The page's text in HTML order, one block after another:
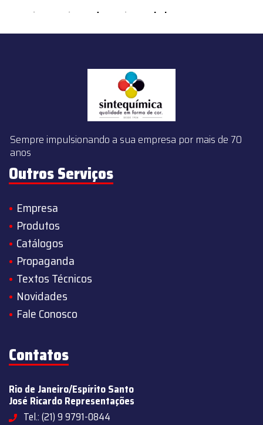
content/themes/sintequimica/index.php
Sempre impulsionando a sua empresa por mais de 70
anos
Outros Serviços
Empresa
Produtos
Catálogos
Propaganda
Textos Técnicos
Novidades
Fale Conosco
Contatos
Rio de Janeiro/Espírito Santo
José Ricardo Representações
Tel.: (21) 9 9791-0844